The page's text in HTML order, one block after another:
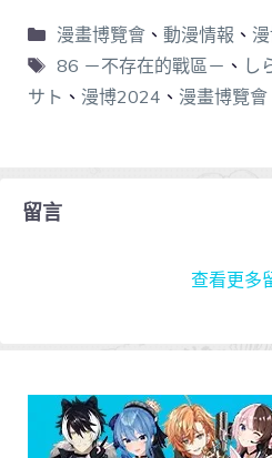
漫畫博覽會、 動漫情報 、
86 －不存在的戰區－ 、 し
サト 、 漫博2024 、 漫畫博覽會
留言
查看更多